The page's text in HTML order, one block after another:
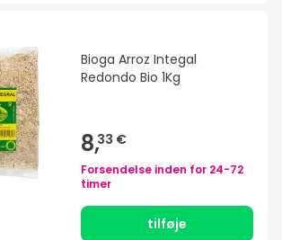
Bioga Arroz Integal
Redondo Bio 1Kg
8,33 €
Forsendelse inden for 24-72
timer
tilføje